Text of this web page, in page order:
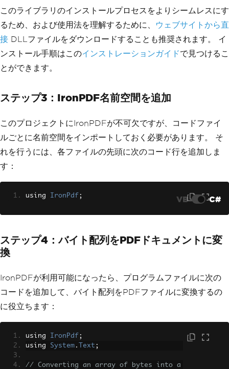
このライブラリのインストールプロセスをよりシームレスにす
るため、および使用法を理解するために、
ウェブサイトから直
接 DLLファイルをダウンロードすることも推奨されます。 イ
ンストール手順はこのインストレーションガイドで見つけるこ
とができます。
ステップ3：IronPDF名前空間を追加
このプロジェクトにIronPDFが不可欠ですが、コードファイ
ルごとに名前空間をインポートしておく必要があります。 そ
れを行うには、各ファイルの先頭に次のコード行を追加しま
す：
using IronPdf ; VB C#
ステップ4：バイト配列をPDFドキュメントに変
換
IronPDFが利用可能になったら、プログラムファイルに次の
コードを追加して、バイト配列をPDFファイルに変換するの
に役立ちます：
using IronPdf ;
using System . Text ;
// Converting an array of bytes into a